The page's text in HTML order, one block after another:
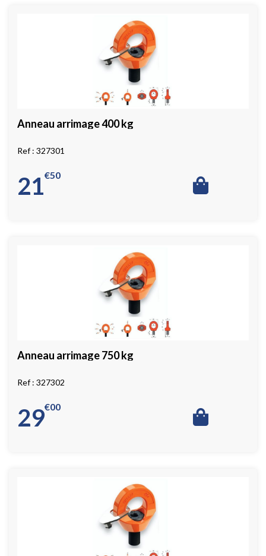
Anneau arrimage 400 kg
327301
21 50
€
Anneau arrimage 750 kg
327302
29 00
€